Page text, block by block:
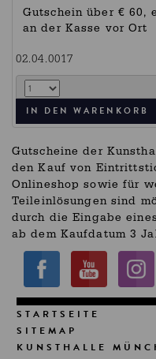
Gutschein über € 60,
an der Kasse vor Ort
02.04.0017
Gutscheine der
den Kauf von
Onlineshop sowie für
Teileinlösungen sind
durch die Eingabe
ab dem Kaufdatum 3
STARTSEITE
SITEMAP
KUNSTHALLE